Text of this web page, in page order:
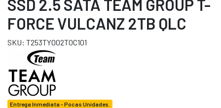
SSD 2.5 SATA TEAM GROUP T-
FORCE VULCANZ 2TB QLC
SKU: T253TY002T0C101
Entrega Inmediata - Pocas Unidades.